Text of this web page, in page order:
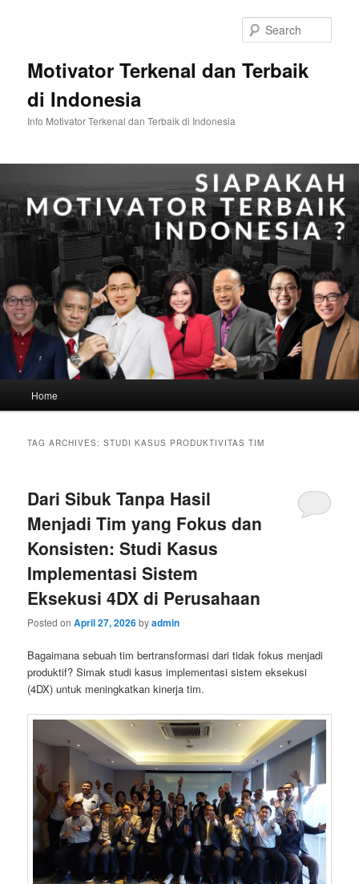
Motivator Terkenal dan Terbaik
di Indonesia
Info Motivator Terkenal dan Terbaik di Indonesia
Home
TAG ARCHIVES:STUDI KASUS PRODUKTIVITAS TIM
Dari Sibuk Tanpa Hasil
Menjadi Tim yang Fokus dan
Konsisten: Studi Kasus
Implementasi Sistem
Eksekusi 4DX di Perusahaan
Posted onApril 27, 2026byadmin
Bagaimana sebuah tim bertransformasi dari tidak fokus menjadi
produktif? Simak studi kasus implementasi sistem eksekusi
(4DX) untuk meningkatkan kinerja tim.